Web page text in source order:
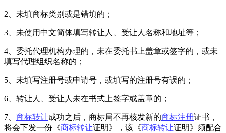
2、未填商标类别或是错填的；
3、未使用中文简体填写转让人、受让人名称和地址等；
4、委托代理机构办理的，未在委托书上盖章或签字的，或未
填写代理组织名称的；
5、未填写注册号或申请号，或填写的注册号有误的；
6、转让人、受让人未在书式上签字或盖章的；
7、 商标转让成功之后，商标局不再核发新的商标注册证书，
将会下发一份《商标转让证明》，该《商标转让证明》须配合